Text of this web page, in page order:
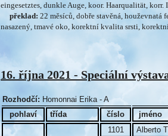
eingesetztes, dunkle Auge, koor. Haarqualität, korr.
překlad: 22 měsíců, dobře stavěná,
nasazený, tmavé oko, korektní kvalita srsti,
16. října 2021 - Speciální
Rozhodčí: Homonnai Erika - A
pohlaví
třída číslo jméno
1101
Alberto